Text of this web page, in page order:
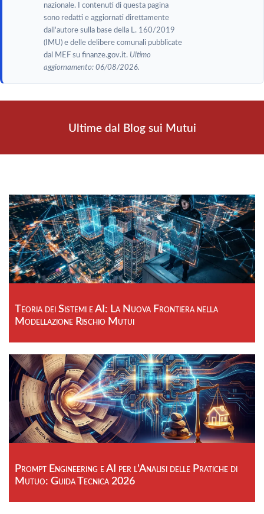
nazionale. I contenuti di questa pagina
sono redatti e aggiornati direttamente
dall'autore sulla base della L. 160/2019
(IMU) e delle delibere comunali pubblicate
dal MEF su finanze.gov.it. Ultimo
aggiornamento: 06/08/2026.
Ultime dal Blog sui Mutui
Teoria dei Sistemi e AI: La Nuova Frontiera nella
Modellazione Rischio Mutui
Prompt Engineering e AI per l'Analisi delle Pratiche di
Mutuo: Guida Tecnica 2026